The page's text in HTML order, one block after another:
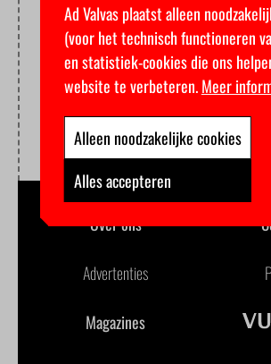
Over ons
Advertenties
Magazines
Ad Valvas plaatst alleen
(voor het technisch functioneren
en statistiek-cookies die ons
website te verbeteren.Meer
Alleen noodzakelijke cookies
Alles accepteren